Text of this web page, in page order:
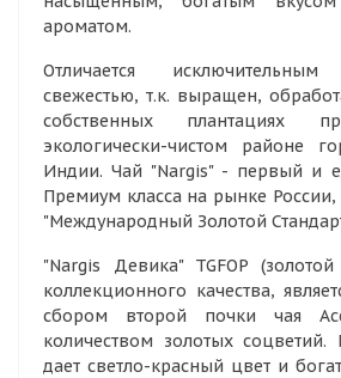
ароматом.
Отличается
свежестью, т.к. выращен,
собственных плантациях
экологически-чистом районе
Индии. Чай "Nargis" - первый и
Премиум класса на рынке
"Международный Золотой
"Nargis Девика" TGFOP
коллекционного качества,
сбором второй почки чая
количеством золотых соцветий.
дает светло-красный цвет и